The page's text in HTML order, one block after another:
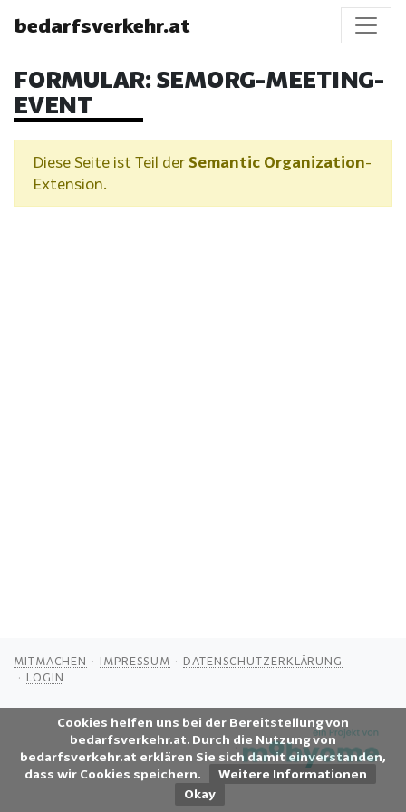
Cookies helfen uns bei der Bereitstellung von
bedarfsverkehr.at. Durch die Nutzung von
bedarfsverkehr.at erklären Sie sich damit einverstanden,
dass wir Cookies speichern.
Weitere Informationen
bedarfsverkehr.at
FORMULAR:SEMORG-MEETING-
EVENT
Diese Seite ist Teil der Semantic Organization-
Extension.
MITMACHEN IMPRESSUM
DATENSCHUTZERKLÄRUNG
LOGIN